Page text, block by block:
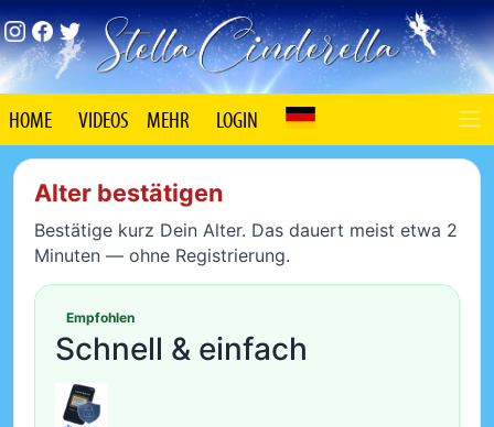
HOME VIDEOS MEHR LOGIN
Alter bestätigen
Bestätige kurz Dein Alter. Das dauert meist etwa 2
Minuten — ohne Registrierung.
Schnell & einfach
Empfohlen